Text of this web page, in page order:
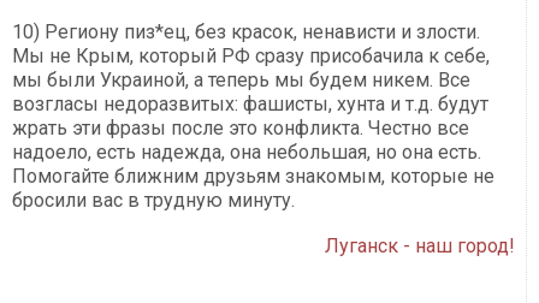
10) Региону пиз*ец, без красок, ненависти и злости.
Мы не Крым, который РФ сразу присобачила к себе,
мы были Украиной, а теперь мы будем никем. Все
возгласы недоразвитых: фашисты, хунта и т.д. будут
жрать эти фразы после это конфликта. Честно все
надоело, есть надежда, она небольшая, но она есть.
Помогайте ближним друзьям знакомым, которые не
бросили вас в трудную минуту.
Луганск - наш город!